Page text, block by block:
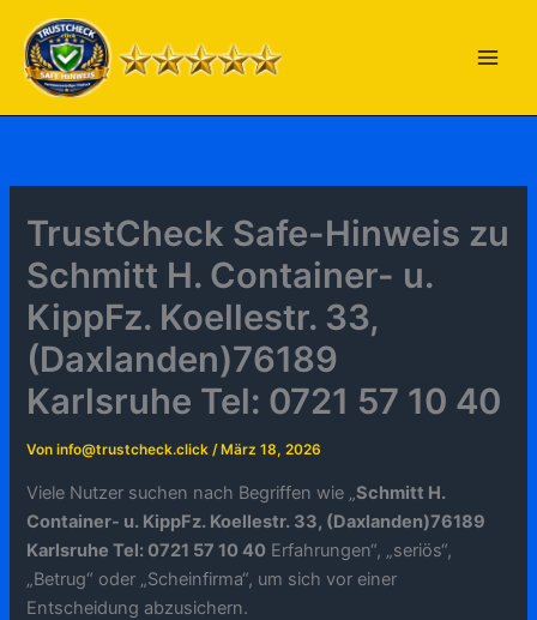
Inhalt
springen
TrustCheck Safe-Hinweis zu
Schmitt H. Container- u.
KippFz. Koellestr. 33,
(Daxlanden)76189
Karlsruhe Tel: 0721 57 10 40
Voninfo@trustcheck.click/ März 18, 2026
Viele Nutzer suchen nach Begriffen wie „Schmitt H.
Container- u. KippFz. Koellestr. 33, (Daxlanden)76189
Karlsruhe Tel: 0721 57 10 40 Erfahrungen“, „seriös“,
„Betrug“ oder „Scheinfirma“, um sich vor einer
Entscheidung abzusichern.